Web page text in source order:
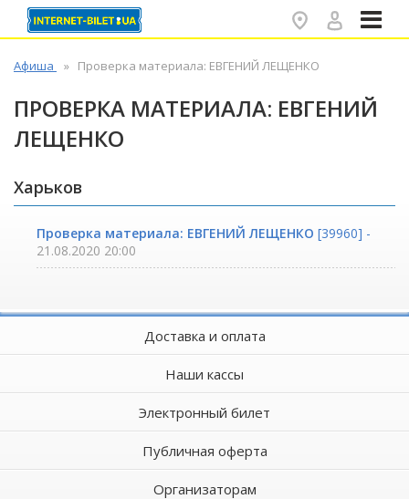
Афиша Проверка материала: ЕВГЕНИЙ ЛЕЩЕНКО
ПРОВЕРКА МАТЕРИАЛА: ЕВГЕНИЙ
ЛЕЩЕНКО
Харьков
Проверка материала: ЕВГЕНИЙ ЛЕЩЕНКО [39960] -
21.08.2020 20:00
Доставка и оплата
Наши кассы
Электронный билет
Публичная оферта
Организаторам